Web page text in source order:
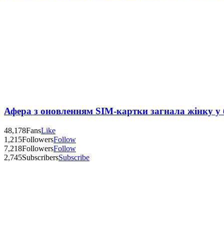
Афера з оновленням SIM-картки загнала жінку у
48,178FansLike
1,215FollowersFollow
7,218FollowersFollow
2,745SubscribersSubscribe